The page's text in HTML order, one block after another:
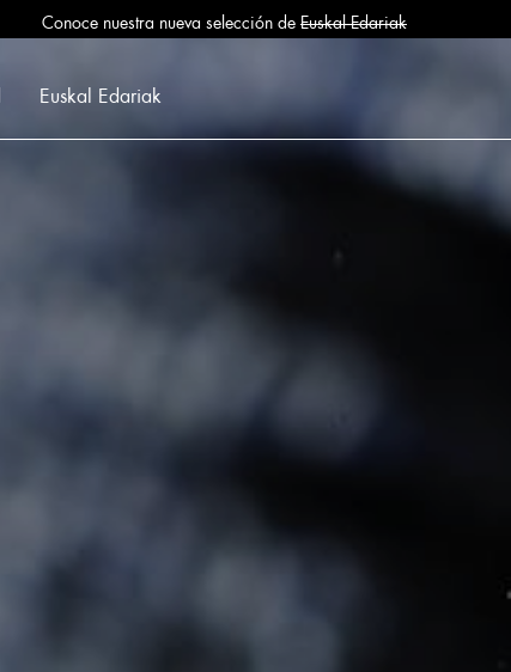
Conoce nuestra nueva selección de Euskal Edariak
Euskal Edariak